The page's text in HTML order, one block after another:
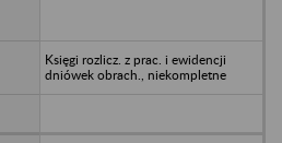
Księgi rozlicz. z prac. i ewidencji
dniówek obrach., niekompletne